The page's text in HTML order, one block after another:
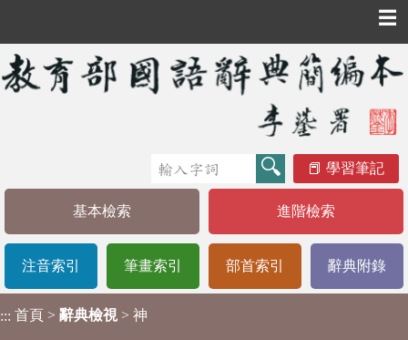
☰
學習筆記
基本檢索 進階檢索
注音索引 筆畫索引 部首索引 辭典附錄
::: 首頁 > 辭典檢視 > 神